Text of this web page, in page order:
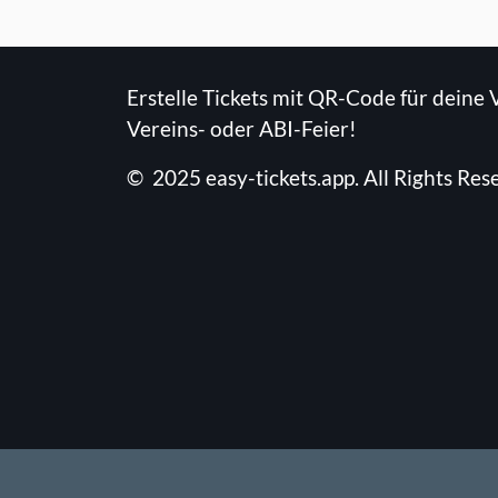
Erstelle Tickets mit QR-Code für deine
Vereins- oder ABI-Feier!
© 2025 easy-tickets.app. All Rights